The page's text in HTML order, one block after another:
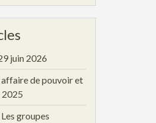
juin 2026
affaire de pouvoir et
groupes